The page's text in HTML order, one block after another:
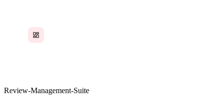
Review-Management-Suite